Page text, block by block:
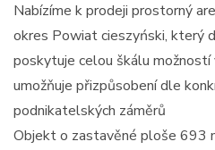
Nabízíme k prodeji prostorný
okres Powiat cieszyński, který
poskytuje celou škálu možností
umožňuje přizpůsobení dle
podnikatelských záměrů
Objekt o zastavěné ploše 693